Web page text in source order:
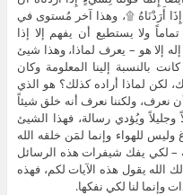
أَرَدْنَاهُ ۩، وهذا آخر مُستوى في
ولا يستطيع أن يفهم إلا إذا
إلا هو – يعرف لماذا، وهذا شيئ
بالنسبة إلينا المعلومة وكان
لكن لماذا أراده كذلك؟ هو الذي
نعرف، ولكننا نعرف أنه خلق شيئاً
وجليلاً ويُؤدي رسالة، فهذا الشيئ
للهواء وإنما لمَن خلقه الله
– لكي يفك شيفرات هذه الرسائل
الله يقول هذه الآيات لكم، فهذه
وإنما لنا لكي نفكها.